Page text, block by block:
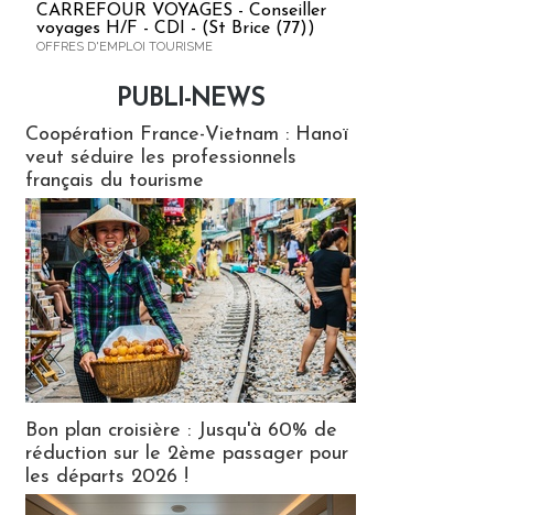
CARREFOUR VOYAGES - Conseiller
voyages H/F - CDI - (St Brice (77))
OFFRES D'EMPLOI TOURISME
PUBLI-NEWS
Coopération France-Vietnam : Hanoï
veut séduire les professionnels
français du tourisme
Bon plan croisière : Jusqu'à 60% de
réduction sur le 2ème passager pour
les départs 2026 !